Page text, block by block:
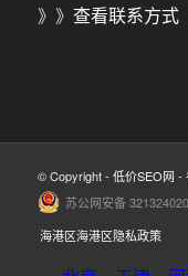
》》 查看联系方式
© Copyright - 低价SEO网 -
苏公网安备
海港区海港区隐私政策